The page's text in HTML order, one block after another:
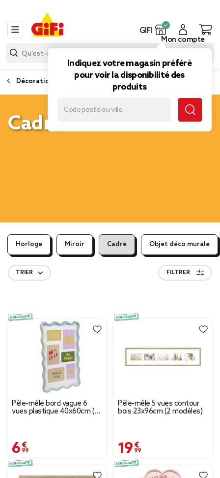
GIFI
Indiquez votre magasin préféré
pour voir la disponibilité des
produits
Mon compte
Décoration murale
Cadre
Horloge Miroir Cadre Objet déco murale
TRIER FILTRER
Pêle-mêle bord vague 6
vues plastique 40x60cm (2
6,99 €
Pêle-mêle 5 vues contour
bois 23x96cm (2 modèles)
19,99 €